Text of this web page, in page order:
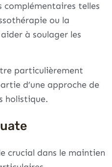
complémentaires telles
ou la
à soulager les
particulièrement
d’une approche de
holistique.
crucial dans le maintien